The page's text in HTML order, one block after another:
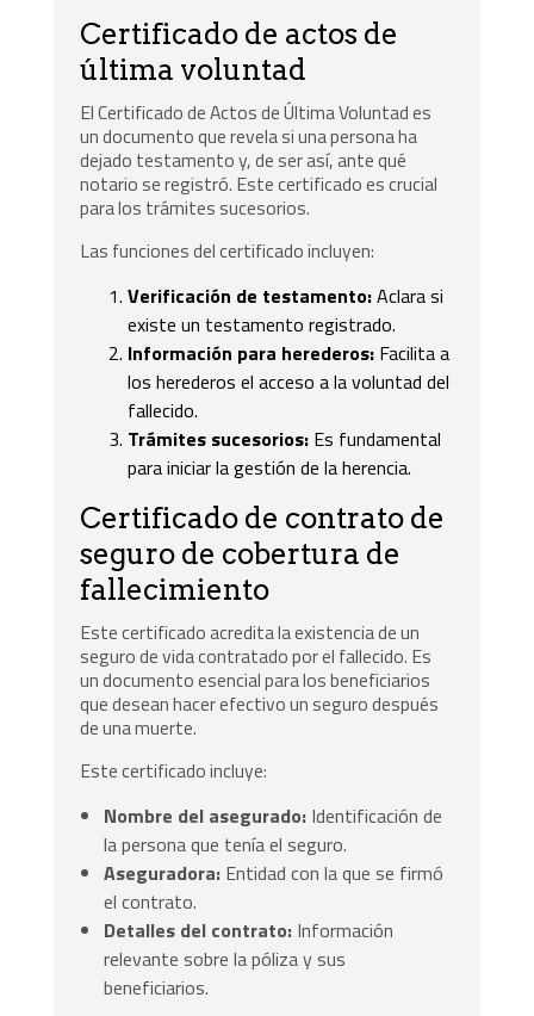
Certificado de actos de
última voluntad
El Certificado de Actos de Última Voluntad es
un documento que revela si una persona ha
dejado testamento y, de ser así, ante qué
notario se registró. Este certificado es crucial
para los trámites sucesorios.
Las funciones del certificado incluyen:
Verificación de testamento:Aclara si
existe un testamento registrado.
Información para herederos: Facilita a
los herederos el acceso a la voluntad del
fallecido.
Trámites sucesorios: Es fundamental
para iniciar la gestión de la herencia.
Certificado de contrato de
seguro de cobertura de
fallecimiento
Este certificado acredita la existencia de un
seguro de vida contratado por el fallecido. Es
un documento esencial para los beneficiarios
que desean hacer efectivo un seguro después
de una muerte.
Este certificado incluye:
Nombre del asegurado: Identificación de
la persona que tenía el seguro.
Aseguradora: Entidad con la que se firmó
el contrato.
Detalles del contrato: Información
relevante sobre la póliza y sus
beneficiarios.